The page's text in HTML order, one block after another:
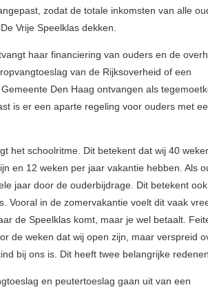
zodat de totale inkomsten van alle
Vrije Speelklas dekken.
haar financiering van ouders en de
van de Rijksoverheid of een
Den Haag ontvangen als
is er een aparte regeling voor ouders met
het schoolritme. Dit betekent dat wij 40
en 12 weken per jaar vakantie hebben. Als
jaar door de ouderbijdrage. Dit betekent
Vooral in de zomervakantie voelt dit vaak
de Speelklas komt, maar je wel betaalt.
de weken dat wij open zijn, maar verspreid
bij ons is. Dit heeft twee belangrijke
en peutertoeslag gaan uit van een